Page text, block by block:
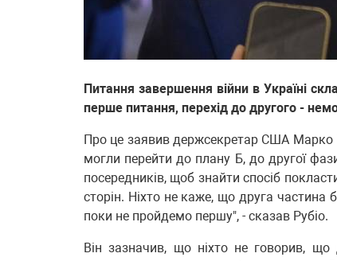
Питання завершення війни в Україні
перше питання, перехід до другого -
Про це заявив держсекретар США Марко
могли перейти до плану Б, до другої
посередників, щоб знайти спосіб
сторін. Ніхто не каже, що друга
поки не пройдемо першу", - сказав Рубіо.
Він зазначив, що ніхто не говорив,